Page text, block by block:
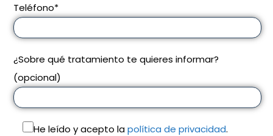
Teléfono*
¿Sobre qué tratamiento te quieres informar?
(opcional)
He leído y acepto lapolítica de privacidad.